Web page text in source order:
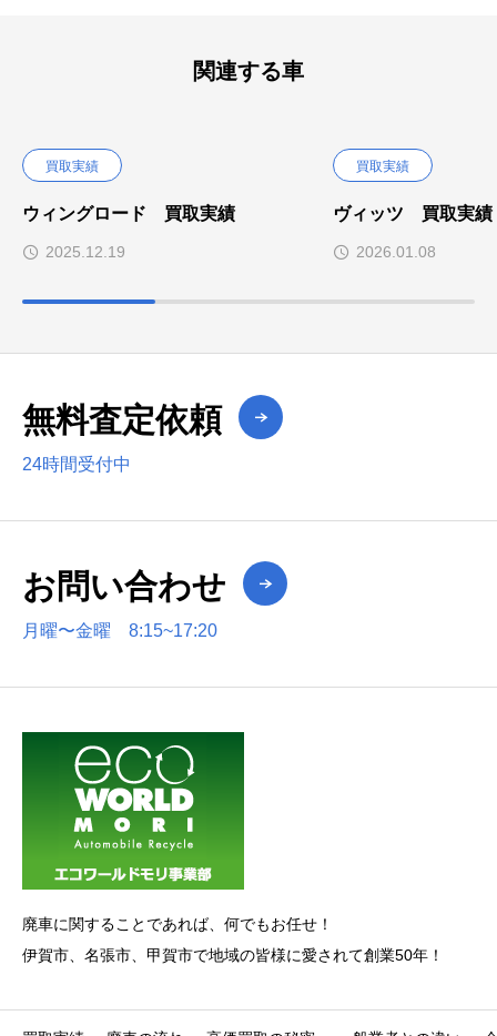
関連する車
買取実績
ウィングロード 買取実績
2025.12.19
買取実績
ヴィッツ 買取実績
2026.01.08
無料査定依頼
24時間受付中
お問い合わせ
月曜〜金曜 8:15~17:20
廃車に関することであれば、何でもお任せ！
伊賀市、名張市、甲賀市で地域の皆様に愛されて創業50年！